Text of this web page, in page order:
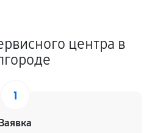
центра в
1